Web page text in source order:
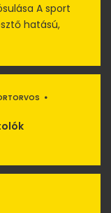
A sport
hatású,